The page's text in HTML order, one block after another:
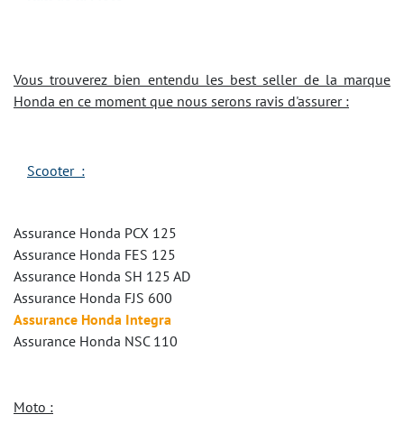
Vous trouverez bien entendu les best seller de la marque
Honda en ce moment que nous serons ravis d'assurer :
Scooter :
Assurance Honda PCX 125
Assurance Honda FES 125
Assurance Honda SH 125 AD
Assurance Honda FJS 600
Assurance Honda Integra
Assurance Honda NSC 110
Moto :